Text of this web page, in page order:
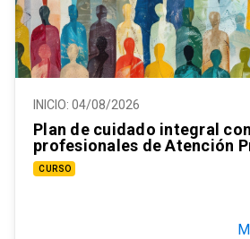
INICIO: 04/08/2026
Plan de cuidado integral
profesionales de Atención
CURSO